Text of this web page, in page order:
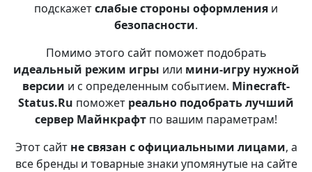
подскажетслабые стороны оформления и
безопасности.
Помимо этого сайт поможет подобрать
идеальный режим игры или мини-игру нужной
версии и с определенным событием. Minecraft-
Status.Ru поможет реально подобрать лучший
сервер Майнкрафт по вашим параметрам!
Этот сайт не связан с официальными лицами, а
все бренды и товарные знаки упомянутые на сайте